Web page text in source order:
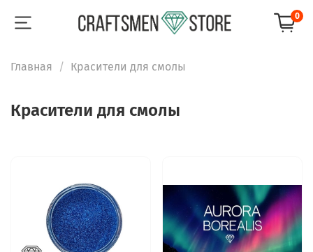
0
Главная Красители для смолы
Красители для смолы